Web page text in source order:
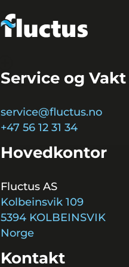
Service og Vakt
service@fluctus.no
+47 56 12 31 34
Hovedkontor
Fluctus AS
Kolbeinsvik 109
5394 KOLBEINSVIK
Norge
Kontakt